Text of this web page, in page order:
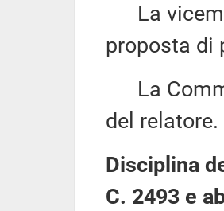
La
proposta di
La
del relatore.
Disciplina
C. 2493 e